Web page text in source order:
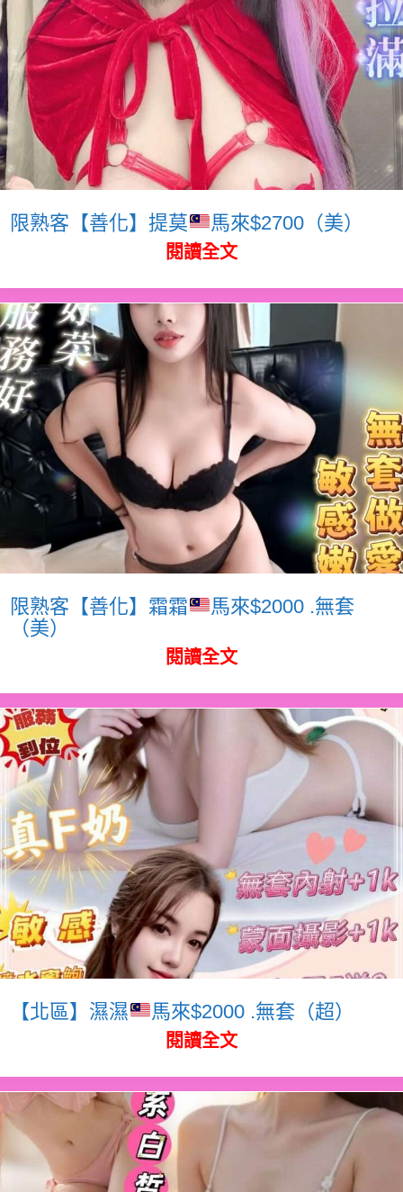
限熟客【善化】提莫 馬來$2700（美）
閱讀全文
限熟客【善化】霜霜
馬來$2000 .無套
（美）
閱讀全文
【北區】濕濕 馬來$2000 .無套（超）
閱讀全文